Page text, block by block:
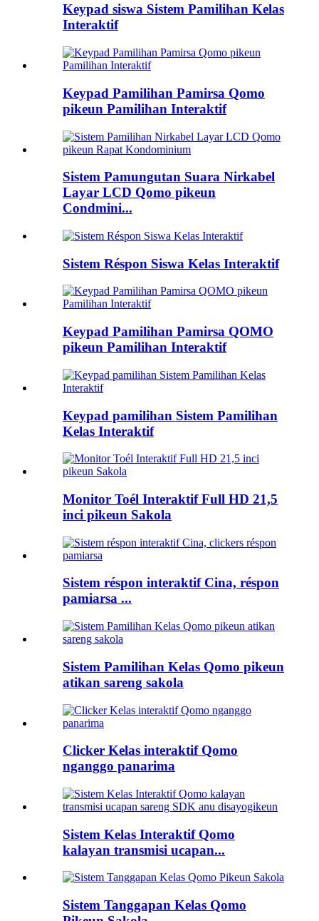
Keypad siswa Sistem Pamilihan Kelas
Interaktif
Keypad Pamilihan Pamirsa Qomo
pikeun Pamilihan Interaktif
Sistem Pamungutan Suara Nirkabel
Layar LCD Qomo pikeun
Condmini...
Sistem Réspon Siswa Kelas Interaktif
Keypad Pamilihan Pamirsa QOMO
pikeun Pamilihan Interaktif
Keypad pamilihan Sistem Pamilihan
Kelas Interaktif
Monitor Toél Interaktif Full HD 21,5
inci pikeun Sakola
Sistem réspon interaktif Cina, réspon
pamiarsa ...
Sistem Pamilihan Kelas Qomo pikeun
atikan sareng sakola
Clicker Kelas interaktif Qomo
nganggo panarima
Sistem Kelas Interaktif Qomo
kalayan transmisi ucapan...
Sistem Tanggapan Kelas Qomo